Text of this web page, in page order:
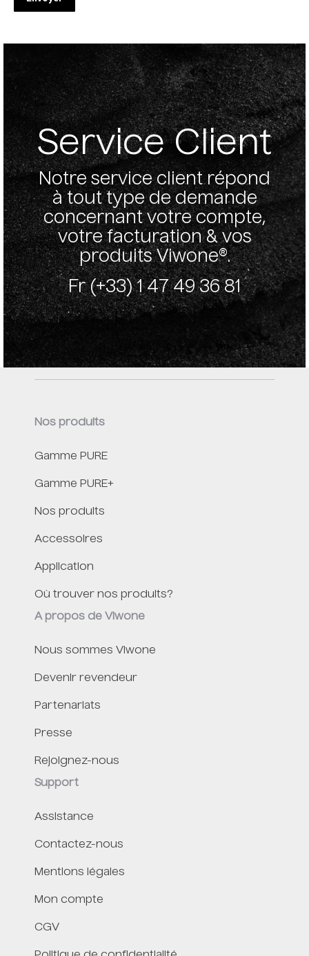
Service Client
Notre service client répond
à tout type de demande
concernant votre compte,
votre facturation & vos
produits Viwone®.
Fr (+33) 1 47 49 36 81
Nos produits
Gamme PURE
Gamme PURE+
Nos produits
Accessoires
Application
Où trouver nos produits?
A propos de Viwone
Nous sommes Viwone
Devenir revendeur
Partenariats
Presse
Rejoignez-nous
Support
Assistance
Contactez-nous
Mentions légales
Mon compte
CGV